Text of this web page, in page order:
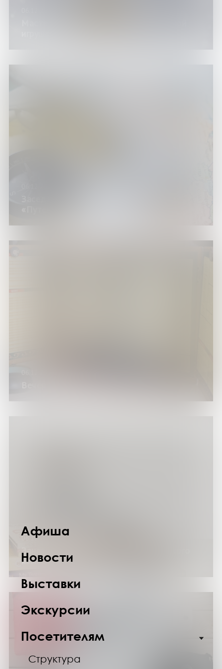
Афиша
Новости
Выставки
Экскурсии
Посетителям
Структура
06.12.25
Занятие клуба разговорного английского
языка